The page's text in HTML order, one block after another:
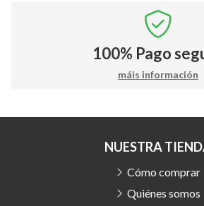
100% Pago
máis información
NUESTRA
Cómo comprar
Quiénes somos